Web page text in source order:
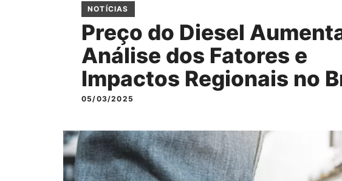
NOTÍCIAS
Preço do Diesel
Análise dos Fatores e
Impactos Regionais no
05/03/2025